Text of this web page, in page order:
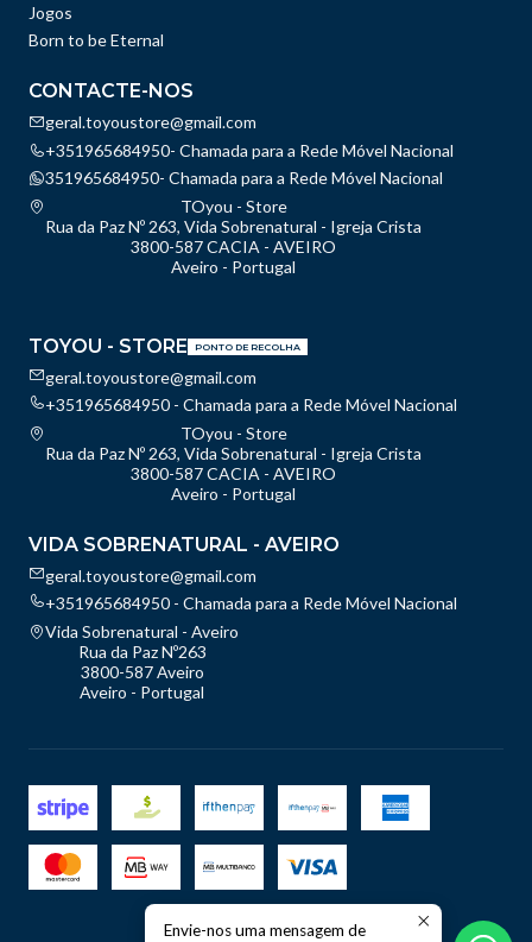
Jogos
Born to be Eternal
CONTACTE-NOS
geral.toyoustore@gmail.com
+351965684950- Chamada para a Rede Móvel Nacional
351965684950- Chamada para a Rede Móvel Nacional
TOyou - Store
Rua da Paz Nº 263, Vida Sobrenatural - Igreja Crista
3800-587 CACIA - AVEIRO
Aveiro - Portugal
TOYOU - STORE PONTO DE RECOLHA
geral.toyoustore@gmail.com
+351965684950 - Chamada para a Rede Móvel Nacional
TOyou - Store
Rua da Paz Nº 263, Vida Sobrenatural - Igreja Crista
3800-587 CACIA - AVEIRO
Aveiro - Portugal
VIDA SOBRENATURAL - AVEIRO
geral.toyoustore@gmail.com
+351965684950 - Chamada para a Rede Móvel Nacional
Vida Sobrenatural - Aveiro
Rua da Paz Nº263
3800-587 Aveiro
Aveiro - Portugal
2026 TOyou - Store.
Envie-nos uma mensagem de